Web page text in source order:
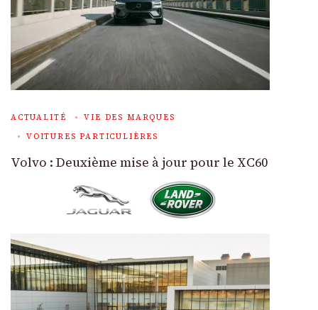
ACTUALITÉ
VIE DES MARQUES
VOITURES PARTICULIÈRES
Volvo : Deuxième mise à jour pour le XC60